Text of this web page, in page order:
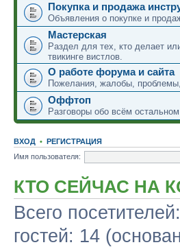
Покупка и продажа
Объявления о покупке и
Мастерская
Раздел для тех, кто делает
твикинге вистлов.
О работе форума и сайта
Пожелания, жалобы,
Оффтоп
Разговоры обо всём остальном
ВХОД • РЕГИСТРАЦИЯ
Имя пользователя:
КТО СЕЙЧАС НА
Всего посетителей:
гостей: 14